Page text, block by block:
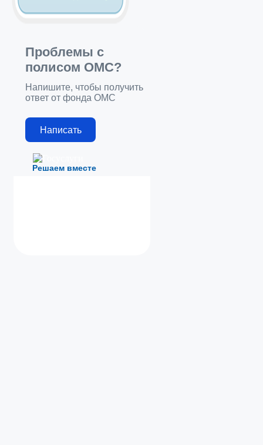
Решаем вместе
Проблемы с
полисом ОМС?
Напишите, чтобы получить
ответ от фонда ОМС
Написать